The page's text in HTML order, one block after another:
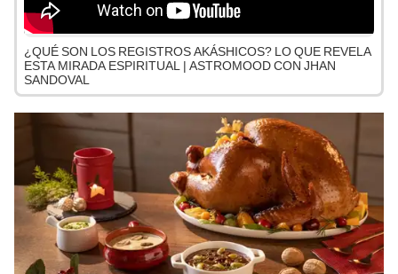
¿QUÉ SON LOS REGISTROS AKÁSHICOS? LO QUE REVELA
ESTA MIRADA ESPIRITUAL | ASTROMOOD CON JHAN
SANDOVAL